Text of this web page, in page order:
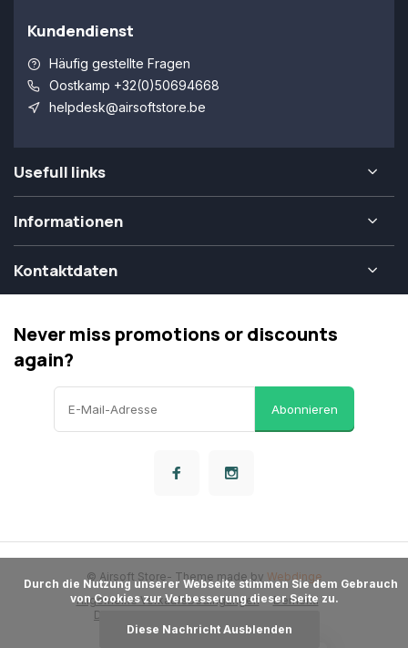
Kundendienst
Häufig gestellte Fragen
Oostkamp +32(0)50694668
helpdesk@airsoftstore.be
Usefull links
Informationen
Kontaktdaten
Never miss promotions or discounts
again?
Abonnieren
Allgemeine Verkaufsbedingungen
Dementi
Datenschutzbestimmungen
© Airsoft Store- Theme made by Webdinge
von Cookies zur Verbesserung dieser Seite zu.
Diese Nachricht Ausblenden